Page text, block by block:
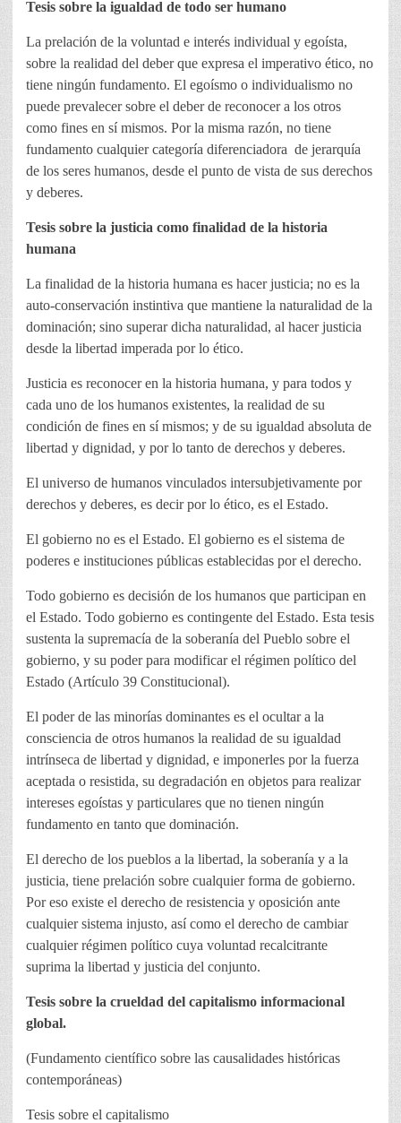
Tesis sobre la igualdad de todo ser humano
La prelación de la voluntad e interés individual y egoísta,
sobre la realidad del deber que expresa el imperativo ético, no
tiene ningún fundamento. El egoísmo o individualismo no
puede prevalecer sobre el deber de reconocer a los otros
como fines en sí mismos. Por la misma razón, no tiene
fundamento cualquier categoría diferenciadora de jerarquía
de los seres humanos, desde el punto de vista de sus derechos
y deberes.
Tesis sobre la justicia como finalidad de la historia
humana
La finalidad de la historia humana es hacer justicia; no es la
auto-conservación instintiva que mantiene la naturalidad de la
dominación; sino superar dicha naturalidad, al hacer justicia
desde la libertad imperada por lo ético.
Justicia es reconocer en la historia humana, y para todos y
cada uno de los humanos existentes, la realidad de su
condición de fines en sí mismos; y de su igualdad absoluta de
libertad y dignidad, y por lo tanto de derechos y deberes.
El universo de humanos vinculados intersubjetivamente por
derechos y deberes, es decir por lo ético, es el Estado.
El gobierno no es el Estado. El gobierno es el sistema de
poderes e instituciones públicas establecidas por el derecho.
Todo gobierno es decisión de los humanos que participan en
el Estado. Todo gobierno es contingente del Estado. Esta tesis
sustenta la supremacía de la soberanía del Pueblo sobre el
gobierno, y su poder para modificar el régimen político del
Estado (Artículo 39 Constitucional).
El poder de las minorías dominantes es el ocultar a la
consciencia de otros humanos la realidad de su igualdad
intrínseca de libertad y dignidad, e imponerles por la fuerza
aceptada o resistida, su degradación en objetos para realizar
intereses egoístas y particulares que no tienen ningún
fundamento en tanto que dominación.
El derecho de los pueblos a la libertad, la soberanía y a la
justicia, tiene prelación sobre cualquier forma de gobierno.
Por eso existe el derecho de resistencia y oposición ante
cualquier sistema injusto, así como el derecho de cambiar
cualquier régimen político cuya voluntad recalcitrante
suprima la libertad y justicia del conjunto.
Tesis sobre la crueldad del capitalismo informacional
global.
(Fundamento científico sobre las causalidades históricas
contemporáneas)
Tesis sobre el capitalismo